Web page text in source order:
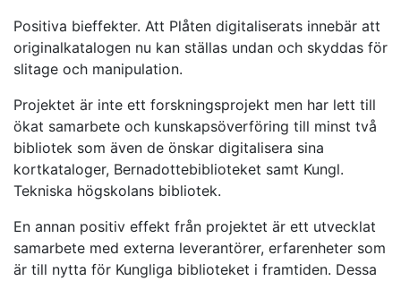
Positiva bieffekter. Att Plåten digitaliserats innebär att
originalkatalogen nu kan ställas undan och skyddas för
slitage och manipulation.
Projektet är inte ett forskningsprojekt men har lett till
ökat samarbete och kunskapsöverföring till minst två
bibliotek som även de önskar digitalisera sina
kortkataloger, Bernadottebiblioteket samt Kungl.
Tekniska högskolans bibliotek.
En annan positiv effekt från projektet är ett utvecklat
samarbete med externa leverantörer, erfarenheter som
är till nytta för Kungliga biblioteket i framtiden. Dessa